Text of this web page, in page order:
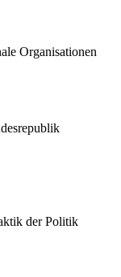
Organisationen
der Politik